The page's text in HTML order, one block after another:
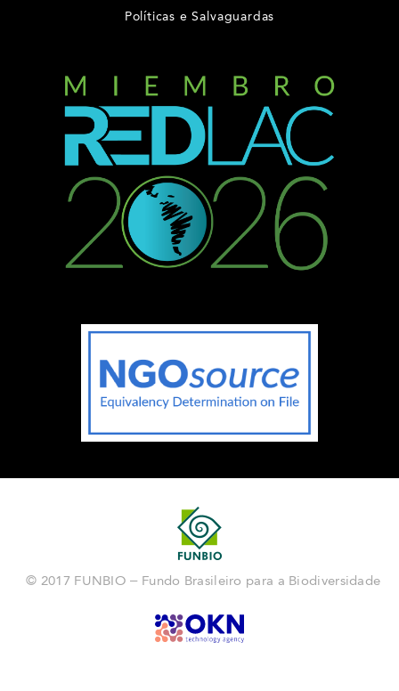
Políticas e Salvaguardas
© 2017 FUNBIO – Fundo Brasileiro para a Biodiversidade